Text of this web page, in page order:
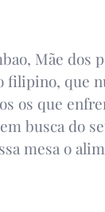
Mãe dos
filipino, que
os que
busca do
mesa o